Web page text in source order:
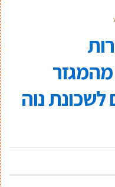
מהמגזר
לשכונת נוה